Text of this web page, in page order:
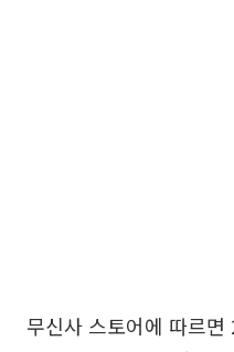
무신사 스토어에 따르